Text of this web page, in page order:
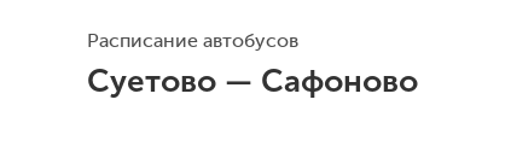
Расписание автобусов
Суетово — Сафоново